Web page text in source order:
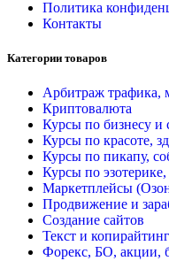
Политика
Контакты
Категории товаров
Арбитраж трафика,
Криптовалюта
Курсы по бизнесу и
Курсы по красоте,
Курсы по пикапу,
Курсы по
Маркетплейсы
Продвижение и
Создание сайтов
Текст и копирайтинг
Форекс, БО, акции,